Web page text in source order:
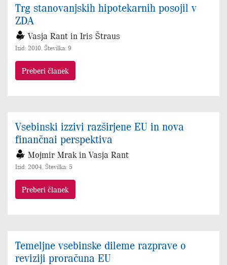
Trg stanovanjskih hipotekarnih posojil v
ZDA
Vasja Rant in Iris Štraus
Izid: 2010, Številka: 9
Preberi članek
Vsebinski izzivi razširjene EU in nova
finančnai perspektiva
Mojmir Mrak in Vasja Rant
Izid: 2004, Številka: 5
Preberi članek
Temeljne vsebinske dileme razprave o
reviziji proračuna EU